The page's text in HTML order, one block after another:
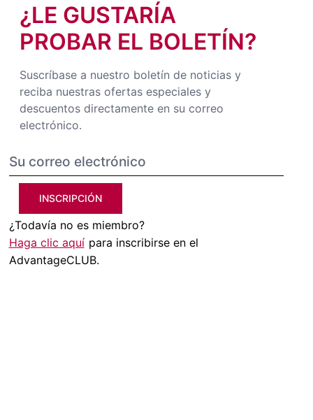
¿LE GUSTARÍA
PROBAR EL BOLETÍN?
Suscríbase a nuestro boletín de noticias y
reciba nuestras ofertas especiales y
descuentos directamente en su correo
electrónico.
INSCRIPCIÓN
¿Todavía no es miembro?
Haga clic aquí para inscribirse en el
AdvantageCLUB.